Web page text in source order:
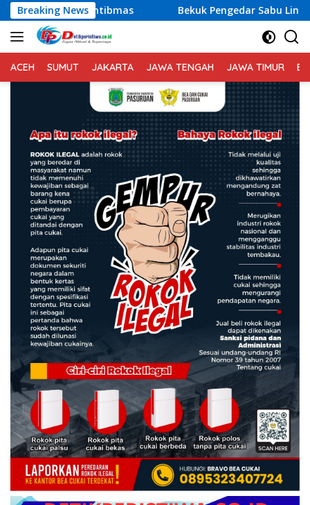
Langsung
ke
konten
Breaking NewsBekuk Pengedar Sabu Lintas Lokasi di Bali,
ACEH SUMUT JAKARTA JAWA TENGAH JAWA TIMUR